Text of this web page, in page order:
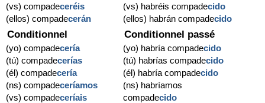
(vs) compadeceréis
(ellos) compadecerán
(vs) habréis compadecido
(ellos) habrán compadecido
Conditionnel
(yo) compadecería
(tú) compadecerías
(él) compadecería
(ns) compadeceríamos
(vs) compadeceríais
Conditionnel passé
(yo) habría compadecido
(tú) habrías compadecido
(él) habría compadecido
(ns) habríamos
compadecido